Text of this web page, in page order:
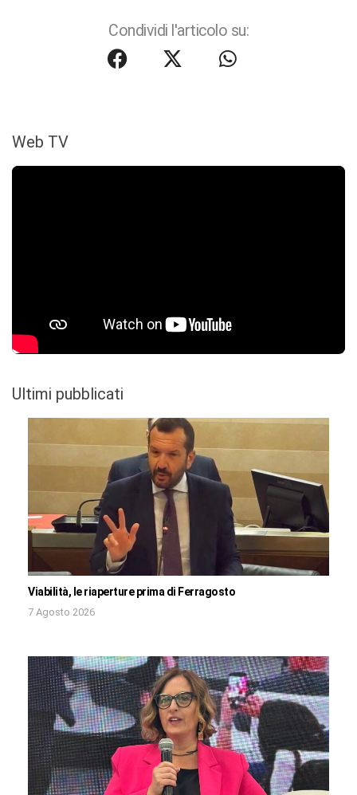
Condividi l'articolo su:
Web TV
Ultimi pubblicati
Viabilità, le riaperture prima di Ferragosto
7 Agosto 2026